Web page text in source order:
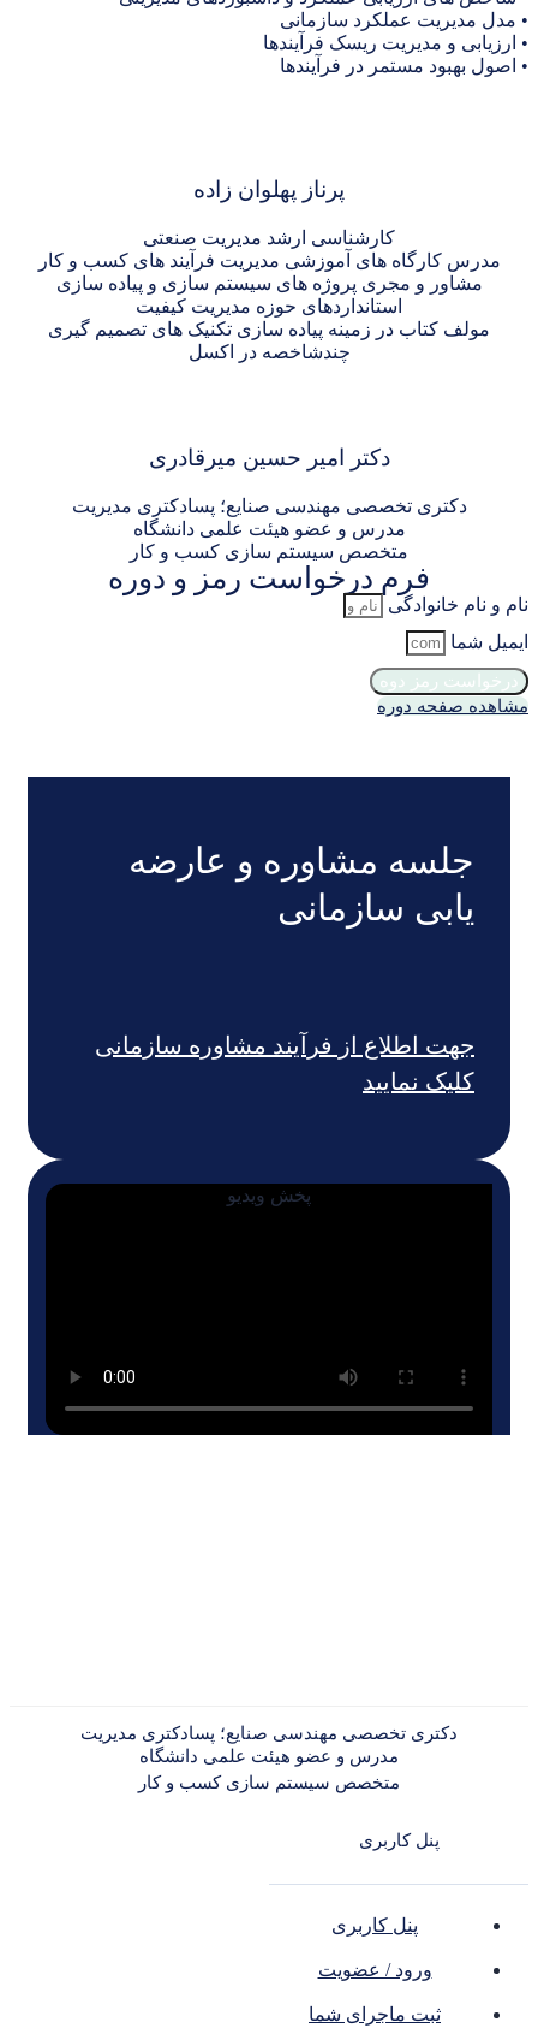
عملکرد سازمانی
و مدیریت ریسک فرآیندها
مستمر در فرآیندها
پرناز پهلوان زاده
کارشناسی ارشد مدیریت صنعتی
کارگاه های آموزشی مدیریت فرآیند های کسب و کار
و مجری پروژه های سیستم سازی و پیاده سازی
استانداردهای حوزه مدیریت کیفیت
کتاب در زمینه پیاده سازی تکنیک های تصمیم گیری
چندشاخصه در اکسل
دکتر امیر حسین میرقادری
دکتری تخصصی مهندسی صنایع؛ پسادکتری مدیریت
مدرس و عضو هیئت علمی دانشگاه
متخصص سیستم سازی کسب و کار
فرم درخواست رمز و دوره
خانوادگی
رمز دوه
دوره
مشاوره و عارضه
سازمانی
اطلاع از فرآیند مشاوره سازمانی
نمایید
پخش ویدیو
دکتری تخصصی مهندسی صنایع؛ پسادکتری مدیریت
مدرس و عضو هیئت علمی دانشگاه
متخصص سیستم سازی کسب و کار
پنل کاربری
پنل کاربری
ورود / عضویت
ثبت ماجرای شما